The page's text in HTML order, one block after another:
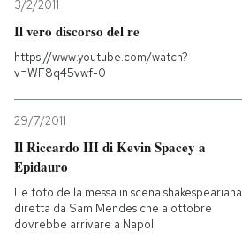
3/2/2011
Il vero discorso del re
https://www.youtube.com/watch?
v=WF8q45vwf-0
29/7/2011
Il Riccardo III di Kevin Spacey a
Epidauro
Le foto della messa in scena shakespeariana
diretta da Sam Mendes che a ottobre
dovrebbe arrivare a Napoli